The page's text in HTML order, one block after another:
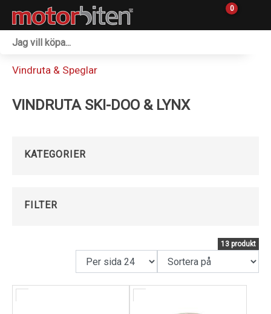
0
Kundservice
Vindruta & Speglar
VINDRUTA SKI-DOO & LYNX
KATEGORIER
FILTER
13 produkt